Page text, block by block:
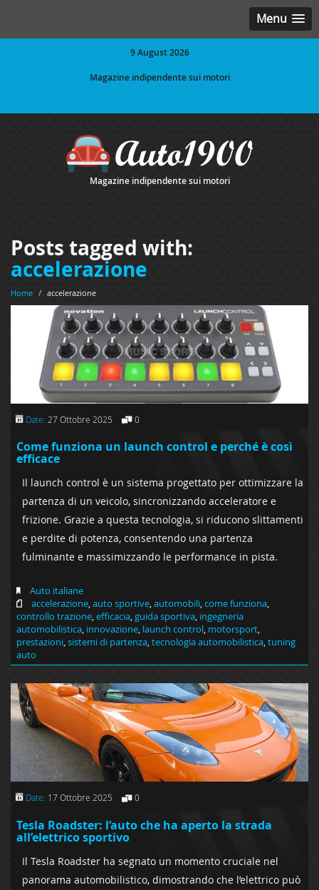
Menu
9 August 2026
Magazine indipendente sui motori
Magazine indipendente sui motori
Posts tagged with:
accelerazione
Home / accelerazione
Date: 27 Ottobre 2025 0
Come funziona un launch control e perché è così
efficace
Il launch control è un sistema progettato per ottimizzare la
partenza di un veicolo, sincronizzando acceleratore e
frizione. Grazie a questa tecnologia, si riducono slittamenti
e perdite di potenza, consentendo una partenza
fulminante e massimizzando le performance in pista.
Auto italiane
accelerazione,auto sportive,automobili,come funziona,
controllo trazione,efficacia,guida sportiva, ingegneria
automobilistica, innovazione, launch control, motorsport,
prestazioni,sistemi di partenza,tecnologia automobilistica,tuning
auto
Date: 17 Ottobre 2025 0
Tesla Roadster: l’auto che ha aperto la strada
all’elettrico sportivo
Il Tesla Roadster ha segnato un momento cruciale nel
panorama automobilistico, dimostrando che l’elettrico può